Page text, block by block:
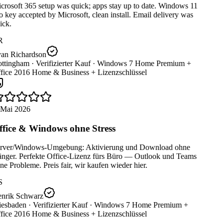
365 setup was quick; apps stay up to date. Windows 11
key accepted by Microsoft, clean install. Email delivery was
Richardson
· Verifizierter Kauf · Windows 7 Home Premium +
2016 Home & Business + Lizenzschlüssel
2026
& Windows ohne Stress
Windows-Umgebung: Aktivierung und Download ohne
Perfekte Office-Lizenz fürs Büro — Outlook und Teams
Probleme. Preis fair, wir kaufen wieder hier.
Schwarz
· Verifizierter Kauf · Windows 7 Home Premium +
2016 Home & Business + Lizenzschlüssel